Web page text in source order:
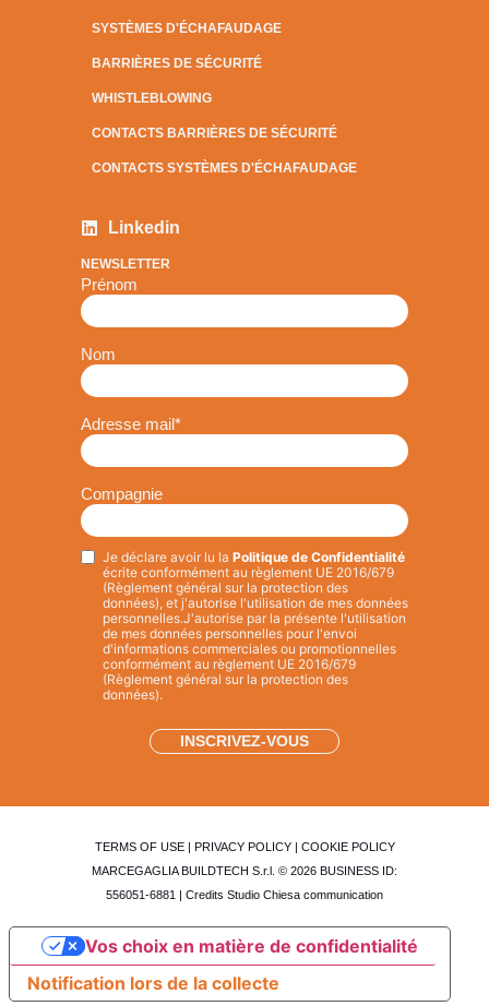
SYSTÈMES D'ÉCHAFAUDAGE
BARRIÈRES DE SÉCURITÉ
WHISTLEBLOWING
CONTACTS BARRIÈRES DE SÉCURITÉ
CONTACTS SYSTÈMES D'ÉCHAFAUDAGE
Linkedin
NEWSLETTER
Prénom
Nom
Adresse mail*
Compagnie
Privacy*
Je déclare avoir lu la Politique de Confidentialité
écrite conformément au règlement UE 2016/679
(Règlement général sur la protection des
données), et j'autorise l'utilisation de mes données
personnelles.J'autorise par la présente l'utilisation
de mes données personnelles pour l'envoi
d'informations commerciales ou promotionnelles
conformément au règlement UE 2016/679
(Règlement général sur la protection des
données).
TERMS OF USE| PRIVACY POLICY| COOKIE POLICY
MARCEGAGLIA BUILDTECH S.r.l. © 2026 BUSINESS ID:
556051-6881 | Credits Studio Chiesa communication
Notification lors de la collecte
Vos choix en matière de confidentialité